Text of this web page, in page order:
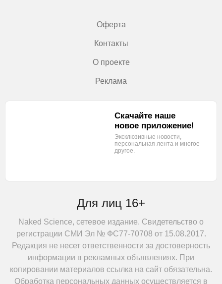
Оферта
Контакты
О проекте
Реклама
Для лиц 16+
Naked Science, сетевое издание. Свидетельство о
регистрации СМИ Эл № ФС77-70708 от 15.08.2017.
Редакция не несет ответственности за достоверность
информации в рекламных объявлениях. При
копировании материалов ссылка на сайт обязательна.
Обработка персональных данных осуществляется в
Скачайте наше
новое приложение!
Эксклюзивные новости,
персональная лента и многое
другое.